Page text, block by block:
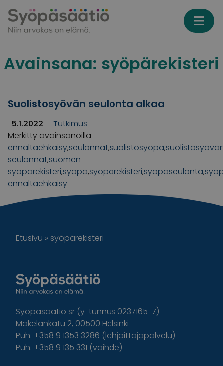
Avainsana: syöpärekisteri
Suolistosyövän seulonta alkaa
5.1.2022
Tutkimus
Merkitty avainsanoilla
ennaltaehkäisy,seulonnat,suolistosyöpä,
seulonnat,suomen
syöpärekisteri,syöpä,syöpärekisteri,syöpäseulonta,
ennaltaehkäisy
Etusivu » syöpärekisteri
Syöpäsäätiö sr (y-tunnus 0237165-7)
Mäkelänkatu 2, 00500 Helsinki
Puh. +358 9 1353 3286 (lahjoittajapalvelu)
Puh. +358 9 135 331 (vaihde)